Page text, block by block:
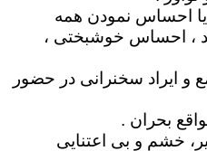
یا احساس نمودن همه
، احساس خوشبختی ،
و ایراد سخنرانی در حضور
خشم و بی اعتنایی